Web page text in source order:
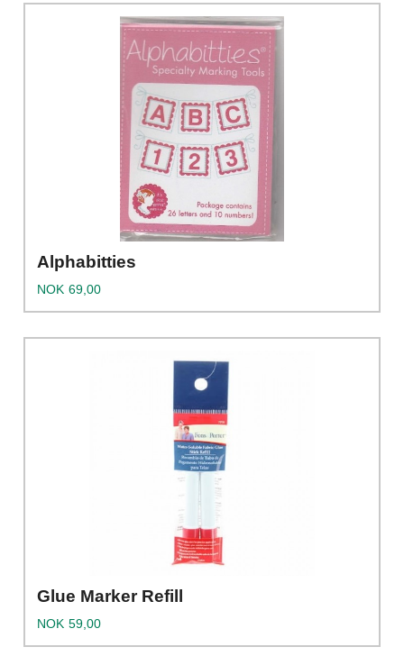
Alphabitties
Pris
NOK 69,00
Glue Marker Refill
Pris
NOK 59,00